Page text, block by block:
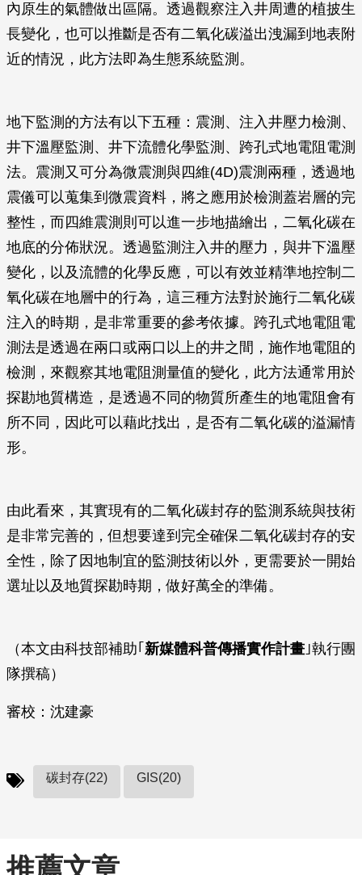
內原生的氣體做出區隔。透過觀察注入井周遭的植披生
長變化，也可以推斷是否有二氧化碳溢出洩漏到地表附
近的情況，此方法即為生態系統監測。
地下監測的方法有以下五種：震測、注入井壓力檢測、
井下溫壓監測、井下流體化學監測、跨孔式地電阻電測
法。震測又可分為微震測與四維(4D)震測兩種，透過地
震儀可以蒐集到微震資料，將之應用於檢測蓋岩層的完
整性，而四維震測則可以進一步地描繪出，二氧化碳在
地底的分佈狀況。透過監測注入井的壓力，與井下溫壓
變化，以及流體的化學反應，可以有效並精準地控制二
氧化碳在地層中的行為，這三種方法對於施行二氧化碳
注入的時期，是非常重要的參考依據。跨孔式地電阻電
測法是透過在兩口或兩口以上的井之間，施作地電阻的
檢測，來觀察其地電阻測量值的變化，此方法通常用於
探勘地質構造，是透過不同的物質所產生的地電阻會有
所不同，因此可以藉此找出，是否有二氧化碳的溢漏情
形。
由此看來，其實現有的二氧化碳封存的監測系統與技術
是非常完善的，但想要達到完全確保二氧化碳封存的安
全性，除了因地制宜的監測技術以外，更需要於一開始
選址以及地質探勘時期，做好萬全的準備。
（本文由科技部補助｢ 新媒體科普傳播實作計畫 ｣執行團
隊撰稿）
審校：沈建豪
碳封存(22) GIS(20)
推薦文章